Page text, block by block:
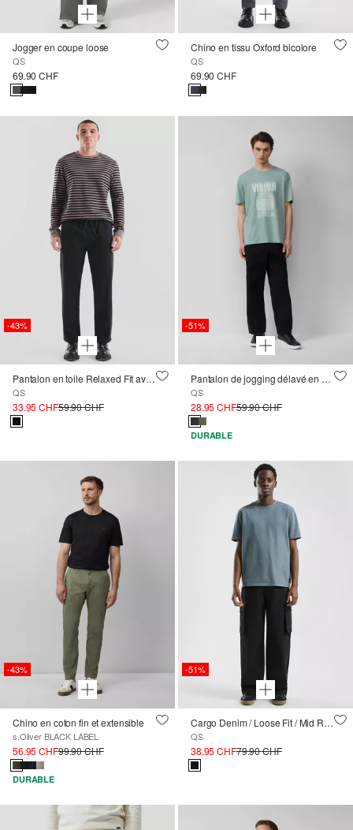
Jogger en coupe loose
QS
69.90 CHF
Chino en tissu Oxford bicolore
QS
69.90 CHF
-43%
Pantalon en toile Relaxed Fit avec taille élastique à cordon
QS
33.95 CHF59.90 CHF
-51%
Pantalon de jogging délavé en sergé lourd
QS
28.95 CHF59.90 CHF
DURABLE
-43%
Chino en coton fin et extensible
s.Oliver BLACK LABEL
56.95 CHF99.90 CHF
DURABLE
-51%
Cargo Denim / Loose Fit / Mid Rise / Straight Leg
QS
38.95 CHF79.90 CHF